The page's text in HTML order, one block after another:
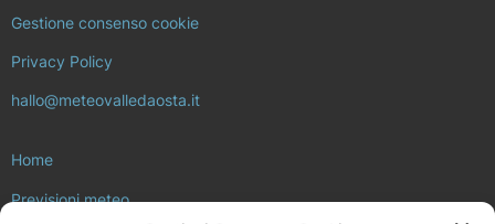
Gestione consenso cookie
Privacy Policy
hallo@meteovalledaosta.it
Home
Previsioni meteo